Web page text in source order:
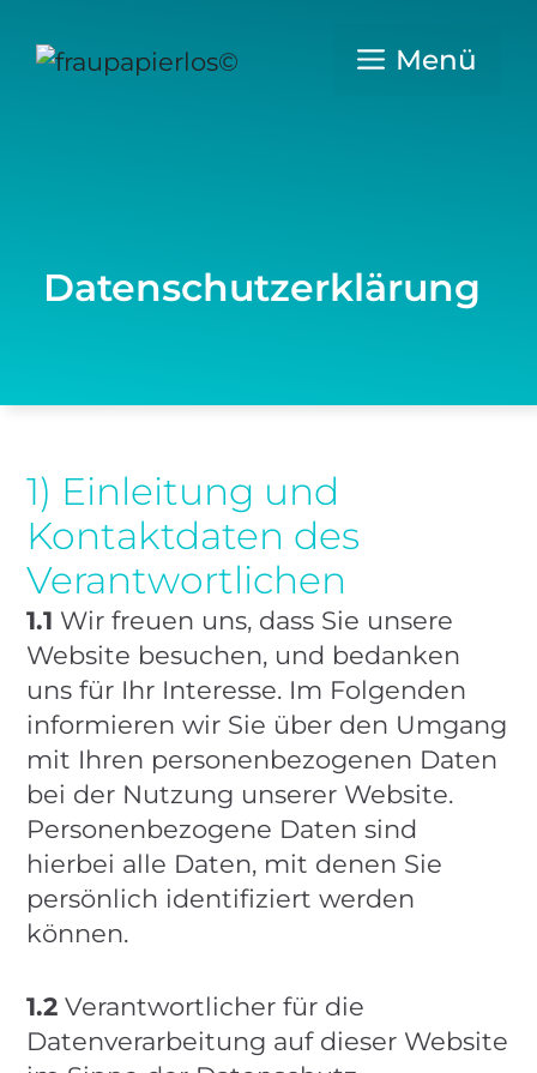
Inhalt
springen
Menü
Datenschutzerklärung
1) Einleitung und
Kontaktdaten des
Verantwortlichen
1.1 Wir freuen uns, dass Sie unsere
Website besuchen, und bedanken
uns für Ihr Interesse. Im Folgenden
informieren wir Sie über den Umgang
mit Ihren personenbezogenen Daten
bei der Nutzung unserer Website.
Personenbezogene Daten sind
hierbei alle Daten, mit denen Sie
persönlich identifiziert werden
können.
1.2 Verantwortlicher für die
Datenverarbeitung auf dieser Website